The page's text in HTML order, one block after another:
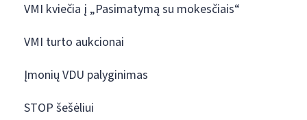
VMI kviečia į „Pasimatymą su mokesčiais“
VMI turto aukcionai
Įmonių VDU palyginimas
STOP šešėliui